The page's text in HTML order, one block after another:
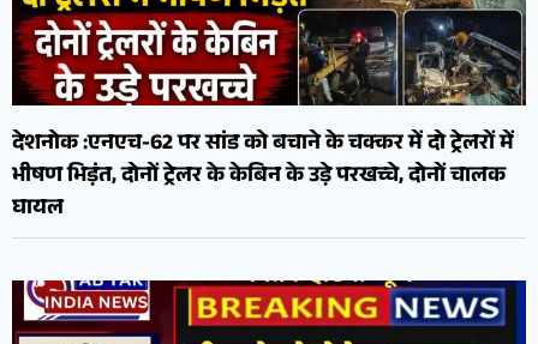
देशनोक :एनएच-62 पर सांड को बचाने के चक्कर में दो ट्रेलरों में
भीषण भिड़ंत, दोनों ट्रेलर के केबिन के उड़े परखच्चे, दोनों चालक
घायल